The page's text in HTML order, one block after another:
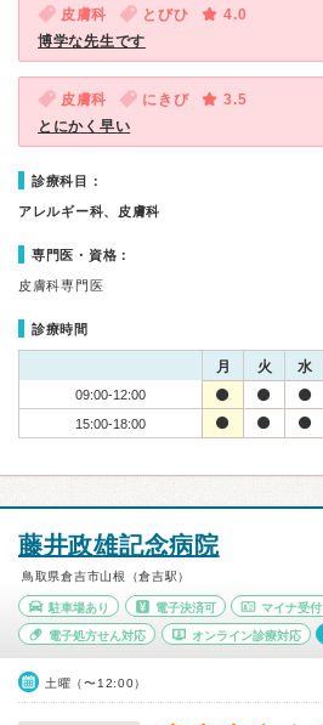
皮膚科 とびひ
4.0
博学な先生です
皮膚科 にきび
3.5
とにかく早い
診療科目：
アレルギー科、皮膚科
専門医・資格：
皮膚科専門医
診療時間
月 火 水
09:00-12:00
15:00-18:00
藤井政雄記念病院
鳥取県倉吉市山根（倉吉駅）
駐車場あり 電子決済可 マイナ受付
電子処方せん対応 オンライン診療対応
土曜（〜12:00）